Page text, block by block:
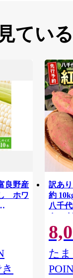
てい
良野産
ホワ
訳あ
約
八千
さつ
イモ
熟成
農家
10月
た